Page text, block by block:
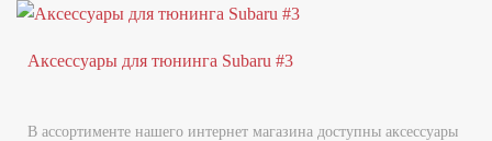
Аксессуары для тюнинга Subaru #3
В ассортименте нашего интернет магазина доступны аксессуары